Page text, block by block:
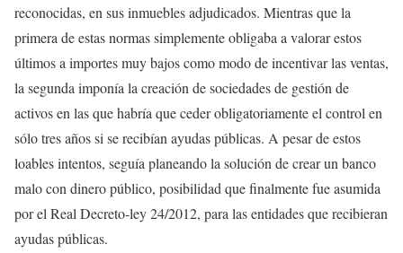
reconocidas, en sus inmuebles adjudicados. Mientras que la
primera de estas normas simplemente obligaba a valorar estos
últimos a importes muy bajos como modo de incentivar las ventas,
la segunda imponía la creación de sociedades de gestión de
activos en las que habría que ceder obligatoriamente el control en
sólo tres años si se recibían ayudas públicas. A pesar de estos
loables intentos, seguía planeando la solución de crear un banco
malo con dinero público, posibilidad que finalmente fue asumida
por el Real Decreto-ley 24/2012, para las entidades que recibieran
ayudas públicas.